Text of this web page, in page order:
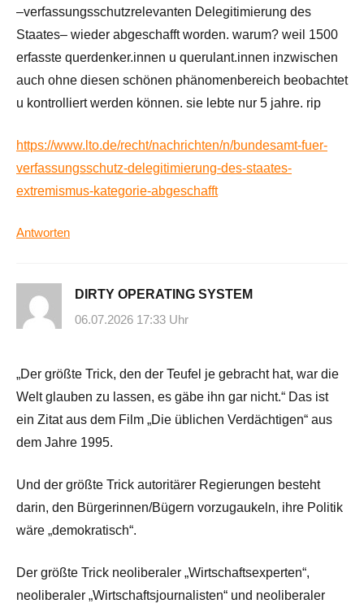
–verfassungsschutzrelevanten Delegitimierung des
Staates– wieder abgeschafft worden. warum? weil 1500
erfasste querdenker.innen u querulant.innen inzwischen
auch ohne diesen schönen phänomenbereich beobachtet
u kontrolliert werden können. sie lebte nur 5 jahre. rip
https://www.lto.de/recht/nachrichten/n/bundesamt-fuer-
verfassungsschutz-delegitimierung-des-staates-
extremismus-kategorie-abgeschafft
Antworten
DIRTY OPERATING SYSTEM
06.07.2026 17:33 Uhr
„Der größte Trick, den der Teufel je gebracht hat, war die
Welt glauben zu lassen, es gäbe ihn gar nicht.“ Das ist
ein Zitat aus dem Film „Die üblichen Verdächtigen“ aus
dem Jahre 1995.
Und der größte Trick autoritärer Regierungen besteht
darin, den Bürgerinnen/Bügern vorzugaukeln, ihre Politik
wäre „demokratisch“.
Der größte Trick neoliberaler „Wirtschaftsexperten“,
neoliberaler „Wirtschaftsjournalisten“ und neoliberaler